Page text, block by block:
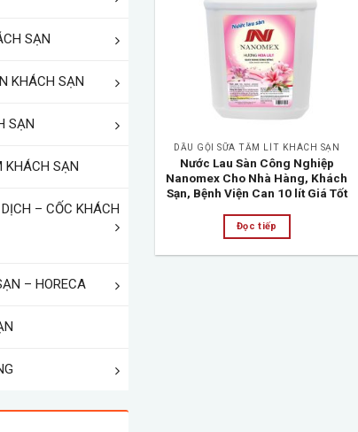
SẠN
KHÁCH SẠN
SẠN
KHÁCH SẠN
– CỐC KHÁCH
– HORECA
Add to
DẦU GỘI SỮA TẮM LÍT KHÁCH SẠN
Nước Lau Sàn Công Nghiệp
Nanomex Cho Nhà Hàng, Khách
Sạn, Bệnh Viện Can 10 lít Giá Tốt
Đọc tiếp